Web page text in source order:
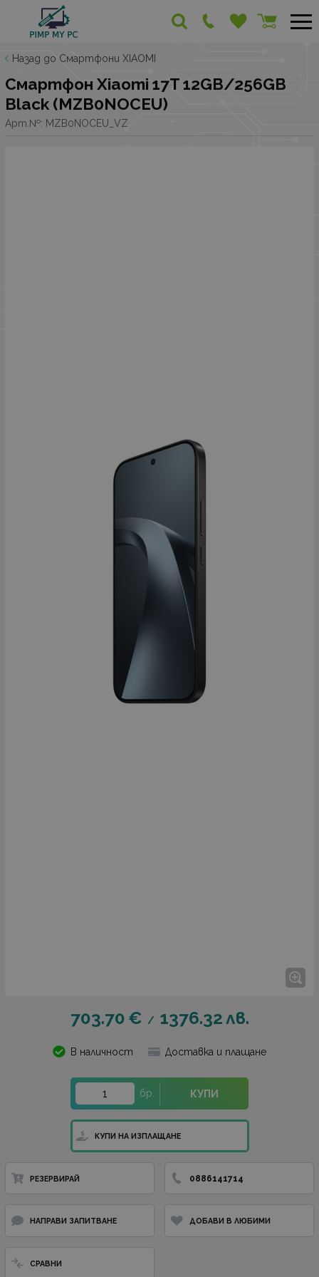
Назад до Смартфони XIAOMI
Смартфон Xiaomi 17T 12GB/256GB
Black (MZB0NOCEU)
Арт.№: MZB0NOCEU_VZ
703.70 € / 1376.32лв.
В наличност Доставка и плащане
бр. КУПИ
КУПИ НА ИЗПЛАЩАНЕ
РЕЗЕРВИРАЙ 0886141714
НАПРАВИ ЗАПИТВАНЕ ДОБАВИ В ЛЮБИМИ
СРАВНИ